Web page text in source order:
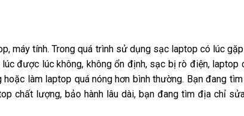
máy tính. Trong quá trình sử dụng sạc laptop có lúc
được lúc không, không ổn định, sạc bị rò điện, laptop
làm laptop quá nóng hơn bình thường. Bạn đang
chất lượng, bảo hành lâu dài, bạn đang tìm địa chỉ